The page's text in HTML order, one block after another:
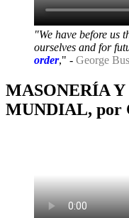
"We have before us
ourselves and for
order," - George
MASONERÍA
MUNDIAL, por